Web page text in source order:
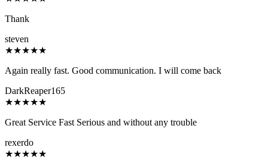
Thank
steven
★★★★★
Again really fast. Good communication. I will come back
DarkReaper165
★★★★★
Great Service Fast Serious and without any trouble
rexerdo
★★★★★